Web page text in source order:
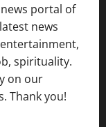
portal of
news
spirituality.
on our
Thank you!